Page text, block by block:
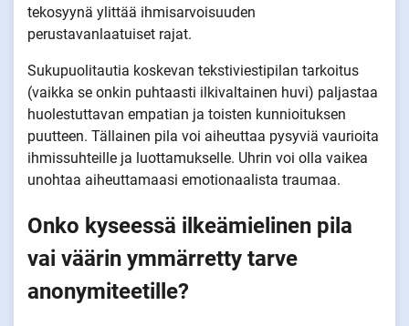
tekosyynä ylittää ihmisarvoisuuden
perustavanlaatuiset rajat.
Sukupuolitautia koskevan tekstiviestipilan tarkoitus
(vaikka se onkin puhtaasti ilkivaltainen huvi) paljastaa
huolestuttavan empatian ja toisten kunnioituksen
puutteen. Tällainen pila voi aiheuttaa pysyviä vaurioita
ihmissuhteille ja luottamukselle. Uhrin voi olla vaikea
unohtaa aiheuttamaasi emotionaalista traumaa.
Onko kyseessä ilkeämielinen pila
vai väärin ymmärretty tarve
anonymiteetille?